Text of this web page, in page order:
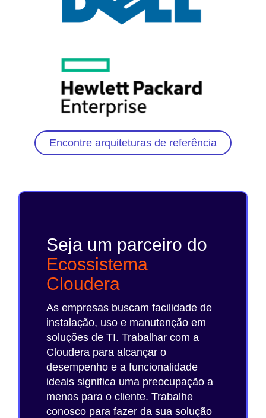
Encontre arquiteturas de referência
Seja um parceiro do
Ecossistema
Cloudera
As empresas buscam facilidade de
instalação, uso e manutenção em
soluções de TI. Trabalhar com a
Cloudera para alcançar o
desempenho e a funcionalidade
ideais significa uma preocupação a
menos para o cliente. Trabalhe
conosco para fazer da sua solução